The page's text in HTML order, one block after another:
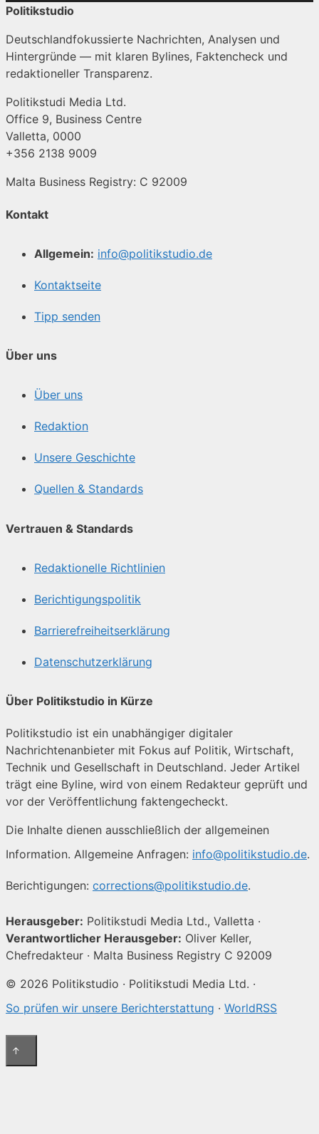
Politikstudio
Deutschlandfokussierte Nachrichten, Analysen und
Hintergründe — mit klaren Bylines, Faktencheck und
redaktioneller Transparenz.
Politikstudi Media Ltd.
Office 9, Business Centre
Valletta, 0000
+356 2138 9009
Malta Business Registry: C 92009
Kontakt
Allgemein: info@politikstudio.de
Kontaktseite
Tipp senden
Über uns
Über uns
Redaktion
Unsere Geschichte
Quellen & Standards
Vertrauen & Standards
Redaktionelle Richtlinien
Berichtigungspolitik
Barrierefreiheitserklärung
Datenschutzerklärung
Über Politikstudio in Kürze
Politikstudio ist ein unabhängiger digitaler
Nachrichtenanbieter mit Fokus auf Politik, Wirtschaft,
Technik und Gesellschaft in Deutschland. Jeder Artikel
trägt eine Byline, wird von einem Redakteur geprüft und
vor der Veröffentlichung faktengecheckt.
Die Inhalte dienen ausschließlich der allgemeinen
Information. Allgemeine Anfragen: info@politikstudio.de.
Berichtigungen: corrections@politikstudio.de.
Herausgeber: Politikstudi Media Ltd., Valletta ·
Verantwortlicher Herausgeber: Oliver Keller,
Chefredakteur · Malta Business Registry C 92009
© 2026 Politikstudio · Politikstudi Media Ltd. ·
So prüfen wir unsere Berichterstattung · WorldRSS
↑